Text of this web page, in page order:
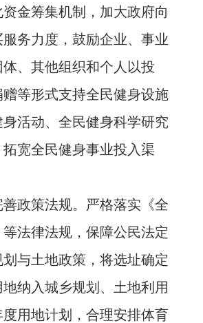
金筹集机制，加大政府向
务力度，鼓励企业、事业
、其他组织和个人以投
等形式支持全民健身设施
活动、全民健身科学研究
宽全民健身事业投入渠
策法规。严格落实《全
法律法规，保障公民法定
与土地政策，将选址确定
纳入城乡规划、土地利用
用地计划，合理安排体育